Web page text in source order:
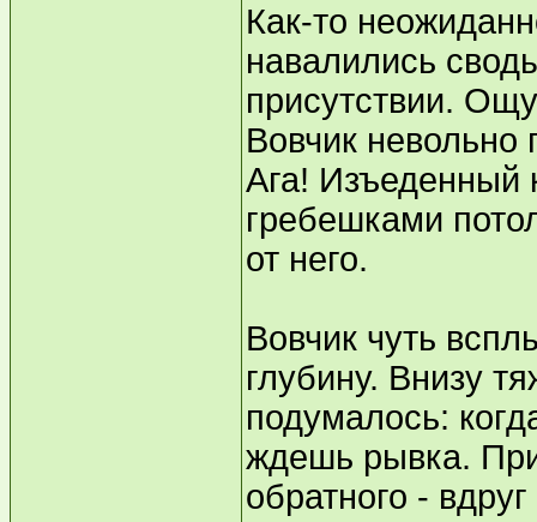
Как-то
навалились
присутствии.
Вовчик невольно
Ага! Изъеденный
гребешками
от него.
Вовчик чуть
глубину. Внизу
подумалось:
ждешь рывка.
обратного -